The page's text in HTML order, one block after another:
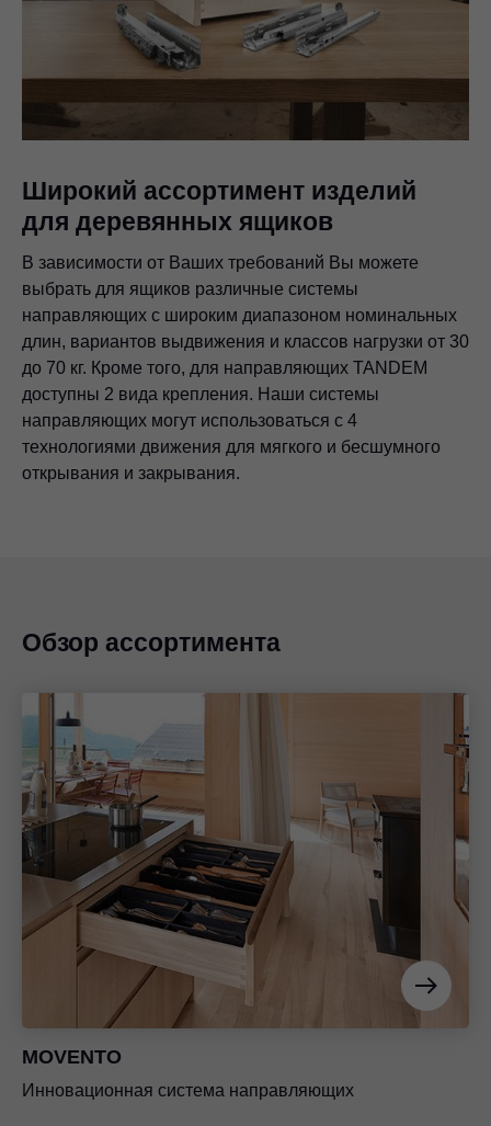
Широкий ассортимент изделий
для деревянных ящиков
В зависимости от Ваших требований Вы можете
выбрать для ящиков различные системы
направляющих с широким диапазоном номинальных
длин, вариантов выдвижения и классов нагрузки от 30
до 70 кг. Кроме того, для направляющих TANDEM
доступны 2 вида крепления. Наши системы
направляющих могут использоваться с 4
технологиями движения для мягкого и бесшумного
открывания и закрывания.
Обзор ассортимента
MOVENTO
Инновационная система направляющих